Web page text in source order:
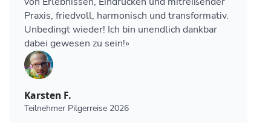
Praxis, friedvoll, harmonisch und transformativ.
Unbedingt wieder! Ich bin unendlich dankbar
dabei gewesen zu sein!»
Karsten F.
Teilnehmer Pilgerreise 2026